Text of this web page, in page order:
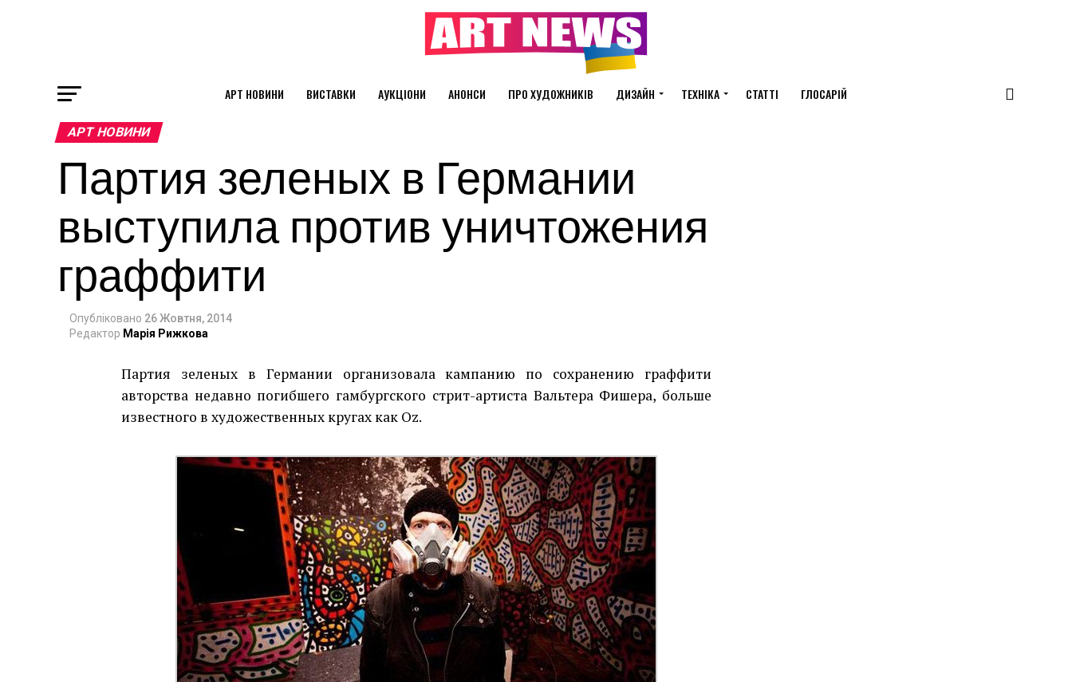
АРТ НОВИНИ ВИСТАВКИ АУКЦІОНИ АНОНСИ ПРО ХУДОЖНИКІВ ДИЗАЙН ТЕХНІКА СТАТТІ ГЛОСАРІЙ
АРТ НОВИНИ
Партия зеленых в Германии
выступила против уничтожения
граффити
Опубліковано 26 Жовтня, 2014
Редактор Марія Рижкова
Партия зеленых в Германии организовала кампанию по сохранению граффити
авторства недавно погибшего гамбургского стрит-артиста Вальтера Фишера, больше
известного в художественных кругах как Oz.